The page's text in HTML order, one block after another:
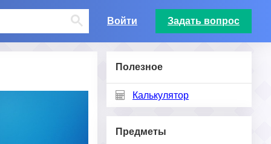
Войти Задать вопрос
Полезное
Калькулятор
Предметы